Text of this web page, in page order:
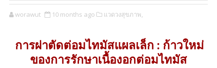
worawut 10 months ago แวดวงสุขภาพ,
การผ่าตัดต่อมไทมัสแผลเล็ก : ก้าวใหม่
ของการรักษาเนื้องอกต่อมไทมัส